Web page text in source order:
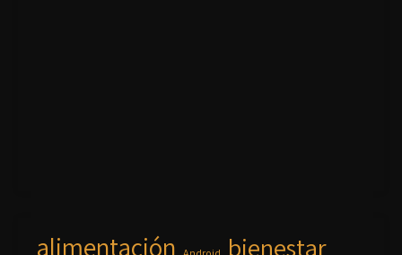
alimentación bienestar